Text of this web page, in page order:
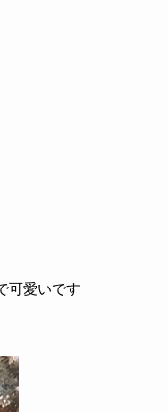
可愛いです